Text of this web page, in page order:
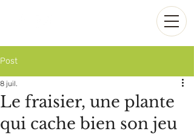
Post
Le fraisier, une plante
qui cache bien son jeu
8 juil.